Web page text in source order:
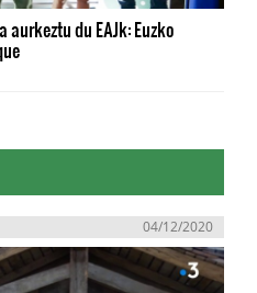
du EAJk: Euzko
04/12/2020